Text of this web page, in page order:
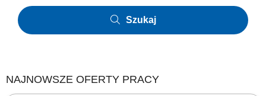
Szukaj
NAJNOWSZE OFERTY PRACY